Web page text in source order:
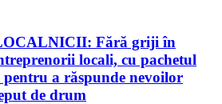
Fără griji în
locali, cu pachetul
pentru a răspunde nevoilor
de drum